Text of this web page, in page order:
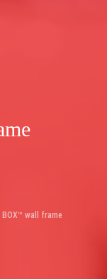
BOX™ wall frame